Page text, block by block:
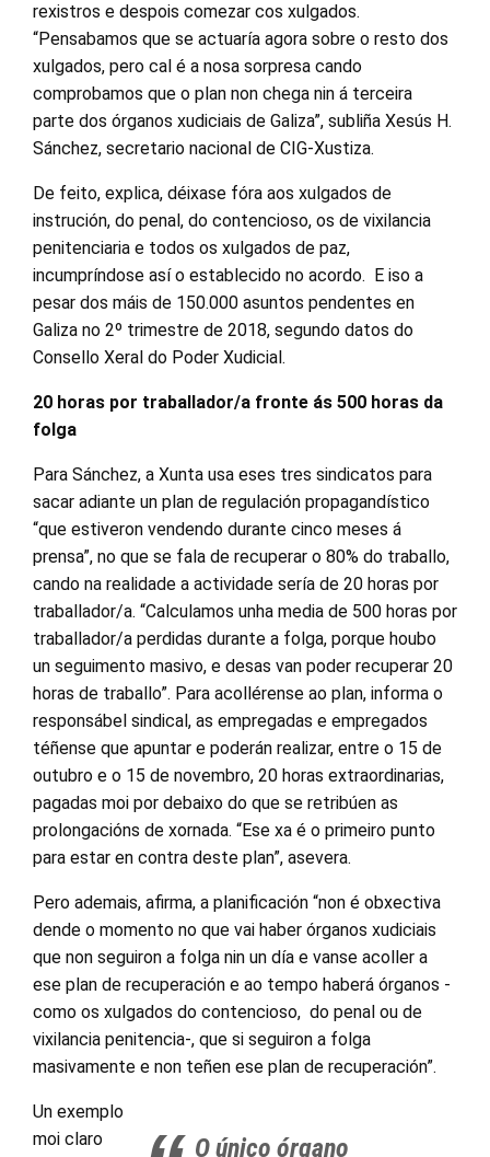
rexistros e despois comezar cos xulgados.
“Pensabamos que se actuaría agora sobre o resto dos
xulgados, pero cal é a nosa sorpresa cando
comprobamos que o plan non chega nin á terceira
parte dos órganos xudiciais de Galiza”, subliña Xesús H.
Sánchez, secretario nacional de CIG-Xustiza.
De feito, explica, déixase fóra aos xulgados de
instrución, do penal, do contencioso, os de vixilancia
penitenciaria e todos os xulgados de paz,
incumpríndose así o establecido no acordo. E iso a
pesar dos máis de 150.000 asuntos pendentes en
Galiza no 2º trimestre de 2018, segundo datos do
Consello Xeral do Poder Xudicial.
20 horas por traballador/a fronte ás 500 horas da
folga
Para Sánchez, a Xunta usa eses tres sindicatos para
sacar adiante un plan de regulación propagandístico
“que estiveron vendendo durante cinco meses á
prensa”, no que se fala de recuperar o 80% do traballo,
cando na realidade a actividade sería de 20 horas por
traballador/a. “Calculamos unha media de 500 horas por
traballador/a perdidas durante a folga, porque houbo
un seguimento masivo, e desas van poder recuperar 20
horas de traballo”. Para acollérense ao plan, informa o
responsábel sindical, as empregadas e empregados
téñense que apuntar e poderán realizar, entre o 15 de
outubro e o 15 de novembro, 20 horas extraordinarias,
pagadas moi por debaixo do que se retribúen as
prolongacións de xornada. “Ese xa é o primeiro punto
para estar en contra deste plan”, asevera.
Pero ademais, afirma, a planificación “non é obxectiva
dende o momento no que vai haber órganos xudiciais
que non seguiron a folga nin un día e vanse acoller a
ese plan de recuperación e ao tempo haberá órganos -
como os xulgados do contencioso, do penal ou de
vixilancia penitencia-, que si seguiron a folga
masivamente e non teñen ese plan de recuperación”.
O único órgano
Un exemplo
moi claro